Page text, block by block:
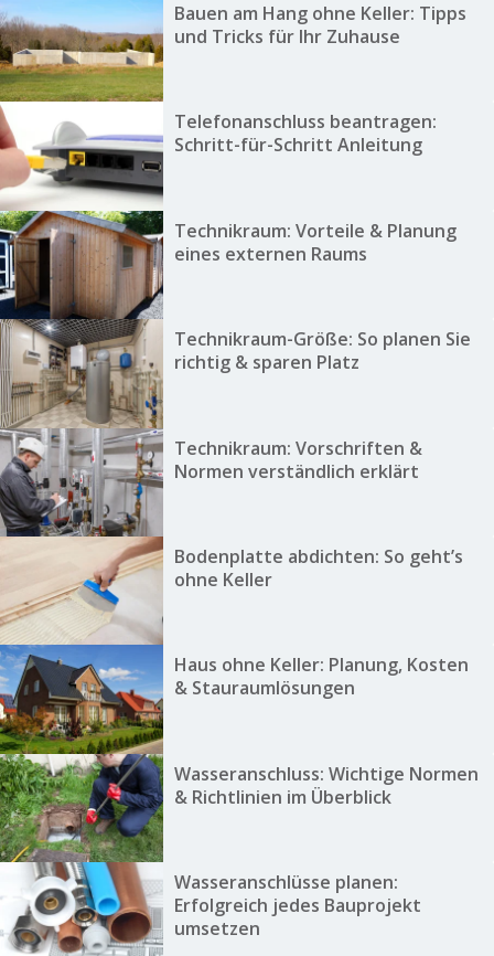
Bauen am Hang ohne Keller: Tipps
und Tricks für Ihr Zuhause
Telefonanschluss beantragen:
Schritt-für-Schritt Anleitung
Technikraum: Vorteile & Planung
eines externen Raums
Technikraum-Größe: So planen Sie
richtig & sparen Platz
Technikraum: Vorschriften &
Normen verständlich erklärt
Bodenplatte abdichten: So geht’s
ohne Keller
Haus ohne Keller: Planung, Kosten
& Stauraumlösungen
Wasseranschluss: Wichtige Normen
& Richtlinien im Überblick
Wasseranschlüsse planen:
Erfolgreich jedes Bauprojekt
umsetzen